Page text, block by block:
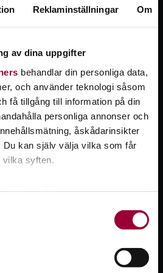
Reklaminställningar Om
av dina uppgifter
behandlar din personliga data,
och använder teknologi såsom
få tillgång till information på din
personliga annonser och
åskådarinsikter
kan själv välja vilka som får
syften.
på upp till flera meter
för demokratin
folkbildning över hela landet där
påverka, tänka fritt och tycka
också uppdaterade om vad andra